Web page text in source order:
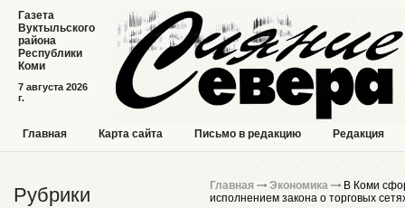
7 августа 2026
г.
Газета
Вуктыльского
района
Республики
Коми
Главная Карта сайта Письмо в редакцию Редакция
Рубрики Главная Экономика
В Коми
исполнением закона о торговых